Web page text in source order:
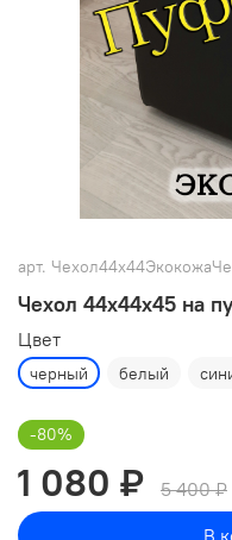
арт.
Чехол 44х44х45 на
Цвет
черный белый
-80%
1 080 ₽
5 400 ₽